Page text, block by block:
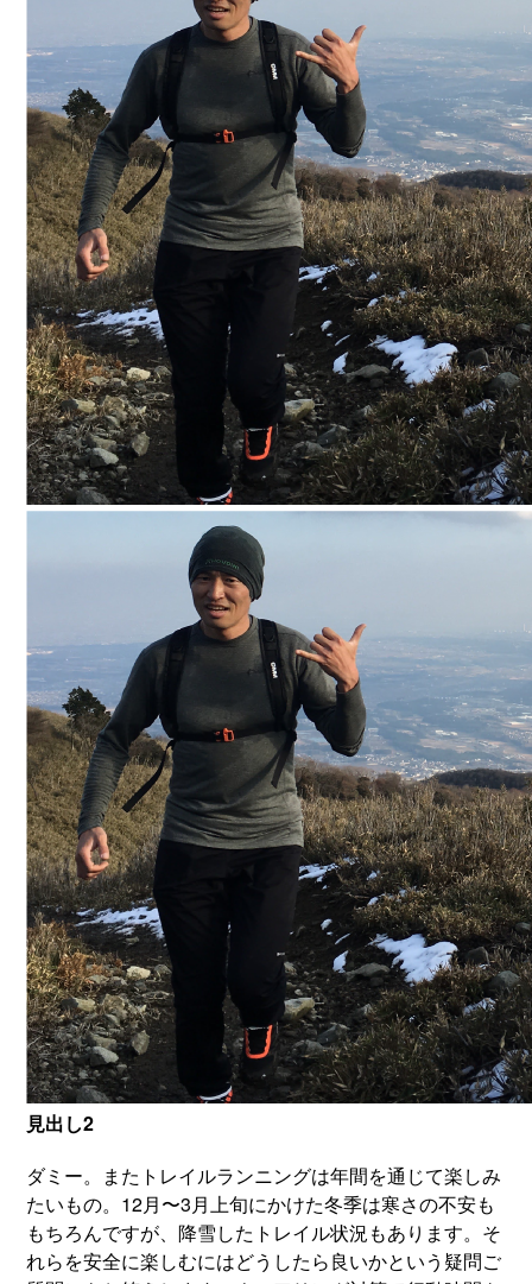
見出し2
ダミー。またトレイルランニングは年間を通じて楽しみ
たいもの。12月〜3月上旬にかけた冬季は寒さの不安も
もちろんですが、降雪したトレイル状況もあります。そ
れらを安全に楽しむにはどうしたら良いかという疑問ご